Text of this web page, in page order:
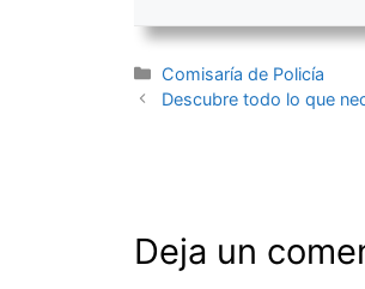
Categorías
Comisaría de Policía
Navegación
Descubre todo lo que
Deja un